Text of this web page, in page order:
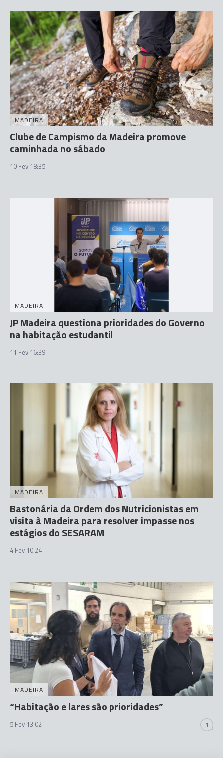
MADEIRA
Clube de Campismo da Madeira promove
caminhada no sábado
10 Fev 18:35
MADEIRA
JP Madeira questiona prioridades do Governo
na habitação estudantil
11 Fev 16:39
MADEIRA
Bastonária da Ordem dos Nutricionistas em
visita à Madeira para resolver impasse nos
estágios do SESARAM
4 Fev 10:24
MADEIRA
“Habitação e lares são prioridades”
5 Fev 13:02 1